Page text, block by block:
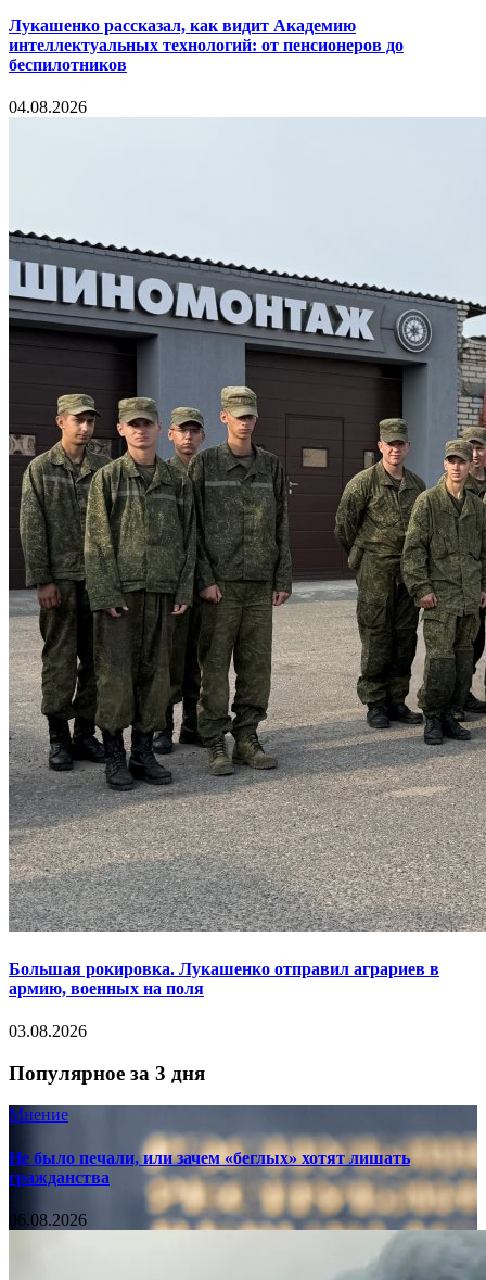
Лукашенко рассказал, как видит Академию
интеллектуальных технологий: от пенсионеров до
беспилотников
04.08.2026
Большая рокировка. Лукашенко отправил аграриев в
армию, военных на поля
03.08.2026
Популярное за 3 дня
Мнение
Не было печали, или зачем «беглых» хотят лишать
гражданства
06.08.2026